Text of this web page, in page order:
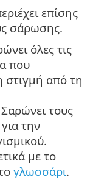
επίσης
σάρωσης.
όλες τις
που
στιγμή από τη
τους
την
με το
γλωσσάρι.